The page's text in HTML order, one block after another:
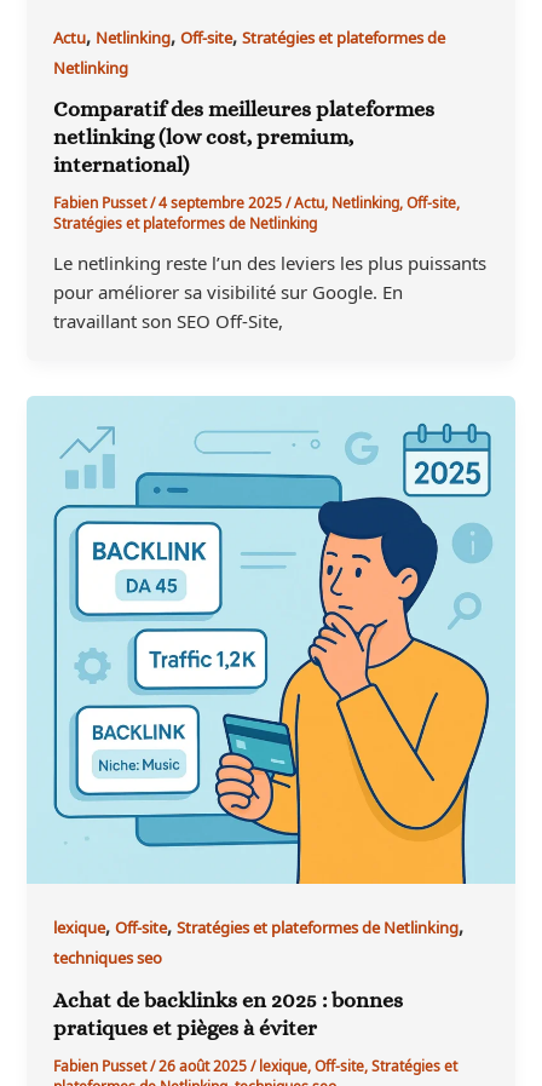
Actu, Netlinking,Off-site,Stratégies et plateformes de
Netlinking
Comparatif des meilleures plateformes
netlinking (low cost, premium,
international)
Fabien Pusset/4 septembre 2025/Actu,Netlinking,Off-site,
Stratégies et plateformes de Netlinking
Le netlinking reste l’un des leviers les plus puissants
pour améliorer sa visibilité sur Google. En
travaillant son SEO Off-Site,
lexique,Off-site,Stratégies et plateformes de Netlinking,
techniques seo
Achat de backlinks en 2025 : bonnes
pratiques et pièges à éviter
Fabien Pusset/26 août 2025/lexique,Off-site,Stratégies et